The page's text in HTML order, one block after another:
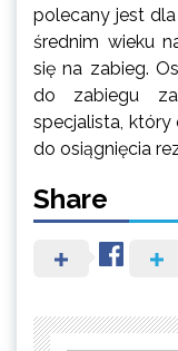
polecany jest
średnim wieku
się na zabieg.
do zabiegu
specjalista, który
do osiągnięcia
Share